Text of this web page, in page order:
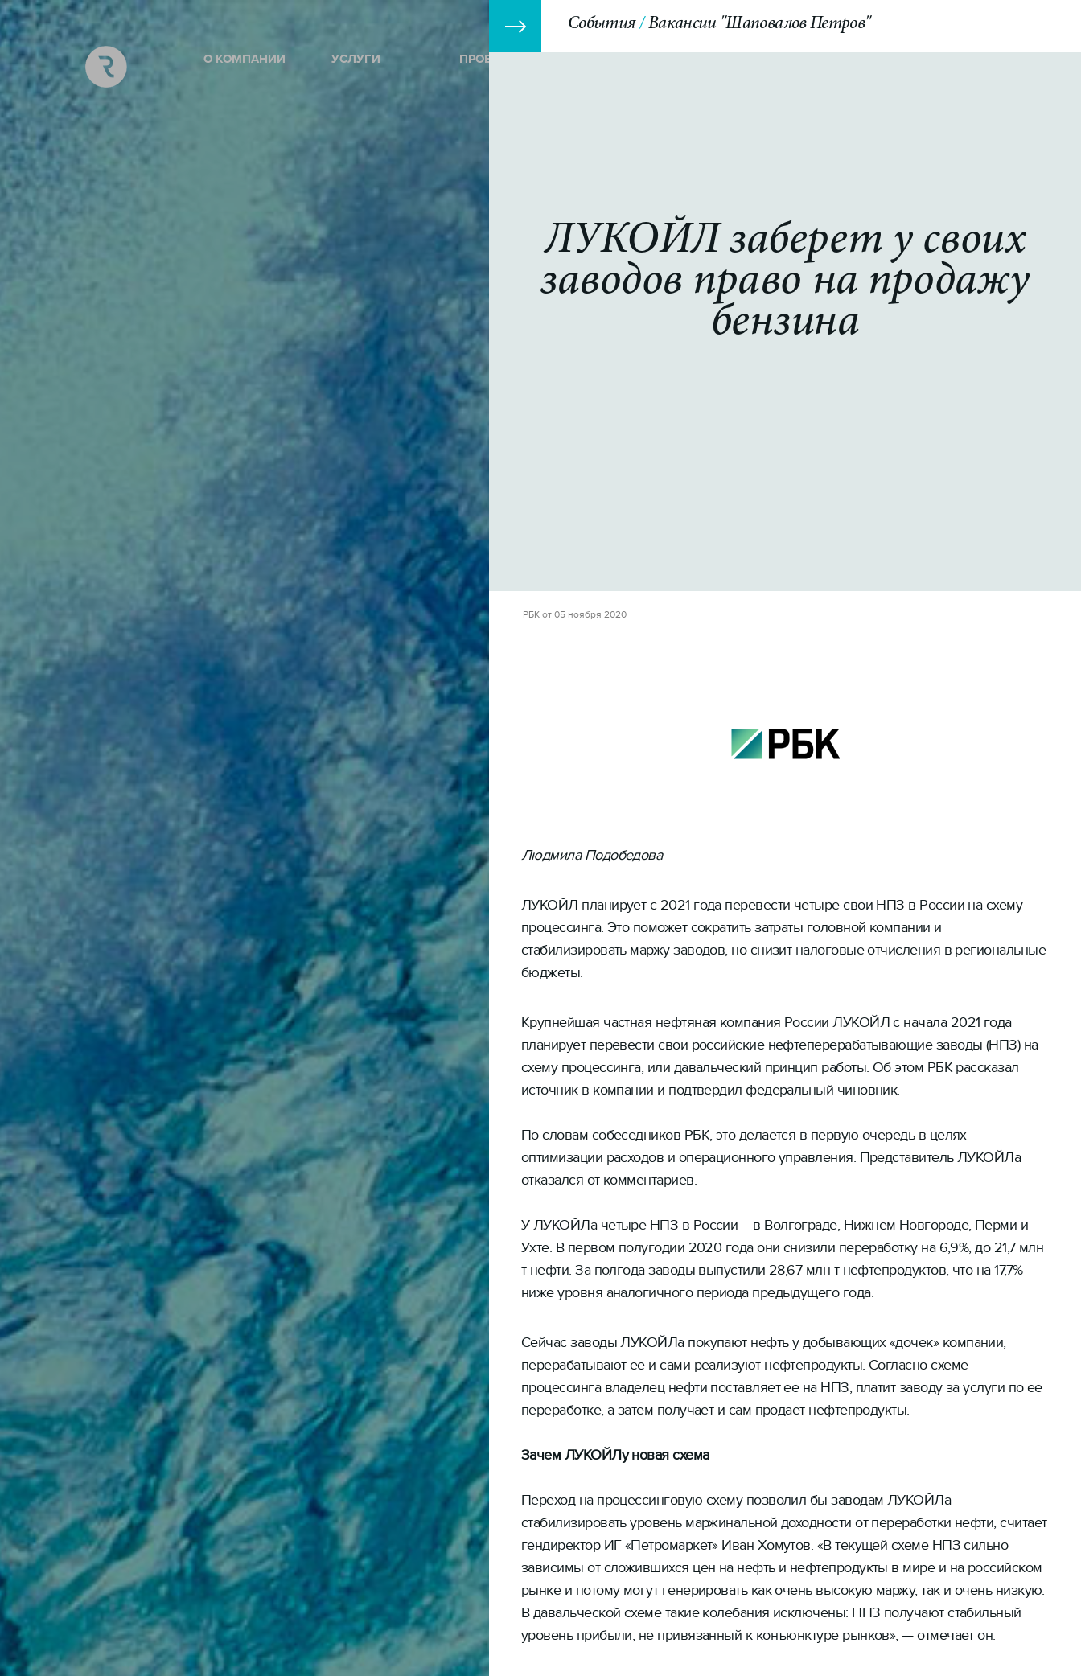
О КОМПАНИИ УСЛУГИ ПРОЕКТЫ
События Вакансии "Шаповалов Петров"
ЛУКОЙЛ заберет у своих
заводов право на продажу
бензина
РБК от 05 ноября 2020
Людмила Подобедова
ЛУКОЙЛ планирует с 2021 года перевести четыре свои НПЗ в России на схему
процессинга. Это поможет сократить затраты головной компании и
стабилизировать маржу заводов, но снизит налоговые отчисления в региональные
бюджеты.
Крупнейшая частная нефтяная компания России ЛУКОЙЛ с начала 2021 года
планирует перевести свои российские нефтеперерабатывающие заводы (НПЗ) на
схему процессинга, или давальческий принцип работы. Об этом РБК рассказал
источник в компании и подтвердил федеральный чиновник.
По словам собеседников РБК, это делается в первую очередь в целях
оптимизации расходов и операционного управления. Представитель ЛУКОЙЛа
отказался от комментариев.
У ЛУКОЙЛа четыре НПЗ в России— в Волгограде, Нижнем Новгороде, Перми и
Ухте. В первом полугодии 2020 года они снизили переработку на 6,9%, до 21,7 млн
т нефти. За полгода заводы выпустили 28,67 млн т нефтепродуктов, что на 17,7%
ниже уровня аналогичного периода предыдущего года.
Сейчас заводы ЛУКОЙЛа покупают нефть у добывающих «дочек» компании,
перерабатывают ее и сами реализуют нефтепродукты. Согласно схеме
процессинга владелец нефти поставляет ее на НПЗ, платит заводу за услуги по ее
переработке, а затем получает и сам продает нефтепродукты.
Зачем ЛУКОЙЛу новая схема
Переход на процессинговую схему позволил бы заводам ЛУКОЙЛа
стабилизировать уровень маржинальной доходности от переработки нефти, считает
гендиректор ИГ «Петромаркет» Иван Хомутов. «В текущей схеме НПЗ сильно
зависимы от сложившихся цен на нефть и нефтепродукты в мире и на российском
рынке и потому могут генерировать как очень высокую маржу, так и очень низкую.
В давальческой схеме такие колебания исключены: НПЗ получают стабильный
уровень прибыли, не привязанный к конъюнктуре рынков», — отмечает он.